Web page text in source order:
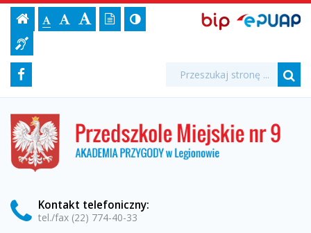
"Kreatywne
prace
plastyczne"
-
Przedszkole
Miejskie
nr
9
Ustawienia
strony
Strona
główna
Czcionka,
jejCzcionkaCzcionka
Czcionka
Wersja
tekstowa
Kontrast
(włącz/wyłącz)
Informacja
dla
BIP,
Biuletyn
Informacji
EPUAP
Media
społecznościowe
Facebook Wyszukiwarka
Formularz
wyszukiwania
Wyszukiwana
fraza:
Przedszkole
Miejskie
nr
w
Kontakt telefoniczny:
tel./fax (22) 774-40-33